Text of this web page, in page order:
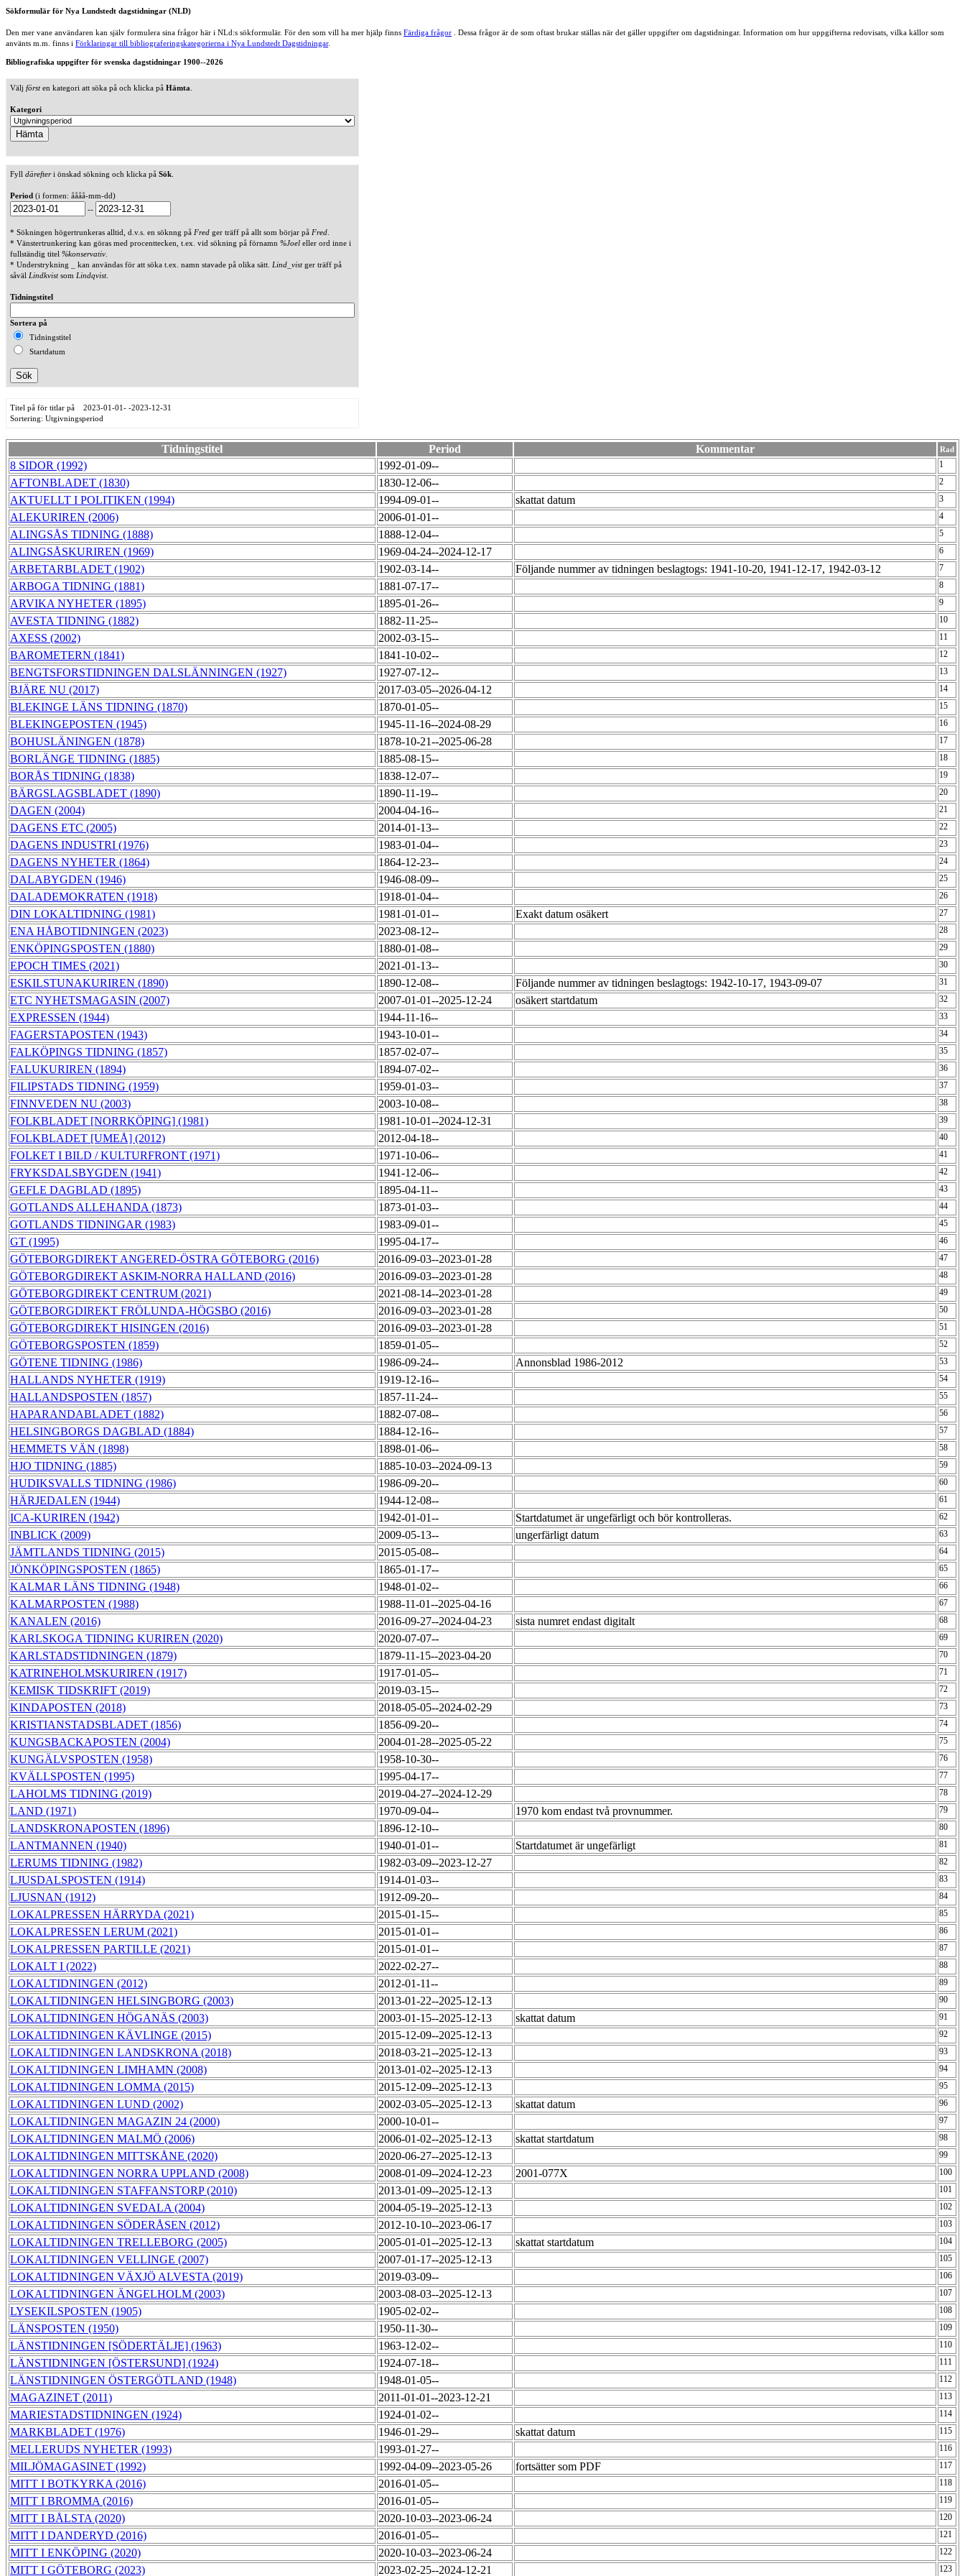
Sökformulär för Nya Lundstedt dagstidningar (NLD)
Den mer vane användaren kan själv formulera sina frågor här i NLd:s sökformulär. För den som vill ha mer hjälp finns Färdiga frågor . Dessa frågor är de som oftast brukar ställas när det gäller uppgifter om dagstidningar. Information om hur uppgifterna redovisats, vilka källor som
använts m.m. finns i Förklaringar till bibliograferingskategorierna i Nya Lundstedt Dagstidningar.
Bibliografiska uppgifter för svenska dagstidningar 1900--2026
Välj försten kategori att söka på och klicka på Hämta
Kategori
Fyll därefteri önskad sökning och klicka på Sök
Period (i formen: åååå-mm-dd)
--
* Sökningen högertrunkeras alltid, d.v.s. en söknng på Fred ger träff på allt som börjar på Fred
* Vänstertrunkering kan göras med procenttecken, t.ex. vid sökning på förnamn %Joel eller ord inne i
fullständig titel %konservativ
* Understrykning _ kan användas för att söka t.ex. namn stavade på olika sätt. Lind_vistger träff på
såväl Lindkvistsom Lindqvist.
Tidningstitel
Sortera på
Tidningstitel
Startdatum
Titel på för titlar på 2023-01-01- -2023-12-31
Sortering: Utgivningsperiod
Tidningstitel Period Kommentar Rad
8 SIDOR (1992) 1992-01-09-- 1
AFTONBLADET (1830) 1830-12-06-- 2
AKTUELLT I POLITIKEN (1994) 1994-09-01-- skattat datum 3
ALEKURIREN (2006) 2006-01-01-- 4
ALINGSÅS TIDNING (1888) 1888-12-04-- 5
ALINGSÅSKURIREN (1969) 1969-04-24--2024-12-17 6
ARBETARBLADET (1902) 1902-03-14-- Följande nummer av tidningen beslagtogs: 1941-10-20, 1941-12-17, 1942-03-12 7
ARBOGA TIDNING (1881) 1881-07-17-- 8
ARVIKA NYHETER (1895) 1895-01-26-- 9
AVESTA TIDNING (1882) 1882-11-25-- 10
AXESS (2002) 2002-03-15-- 11
BAROMETERN (1841) 1841-10-02-- 12
BENGTSFORSTIDNINGEN DALSLÄNNINGEN (1927) 1927-07-12-- 13
BJÄRE NU (2017) 2017-03-05--2026-04-12 14
BLEKINGE LÄNS TIDNING (1870) 1870-01-05-- 15
BLEKINGEPOSTEN (1945) 1945-11-16--2024-08-29 16
BOHUSLÄNINGEN (1878) 1878-10-21--2025-06-28 17
BORLÄNGE TIDNING (1885) 1885-08-15-- 18
BORÅS TIDNING (1838) 1838-12-07-- 19
BÄRGSLAGSBLADET (1890) 1890-11-19-- 20
DAGEN (2004) 2004-04-16-- 21
DAGENS ETC (2005) 2014-01-13-- 22
DAGENS INDUSTRI (1976) 1983-01-04-- 23
DAGENS NYHETER (1864) 1864-12-23-- 24
DALABYGDEN (1946) 1946-08-09-- 25
DALADEMOKRATEN (1918) 1918-01-04-- 26
DIN LOKALTIDNING (1981) 1981-01-01-- Exakt datum osäkert 27
ENA HÅBOTIDNINGEN (2023) 2023-08-12-- 28
ENKÖPINGSPOSTEN (1880) 1880-01-08-- 29
EPOCH TIMES (2021) 2021-01-13-- 30
ESKILSTUNAKURIREN (1890) 1890-12-08-- Följande nummer av tidningen beslagtogs: 1942-10-17, 1943-09-07 31
ETC NYHETSMAGASIN (2007) 2007-01-01--2025-12-24 osäkert startdatum 32
EXPRESSEN (1944) 1944-11-16-- 33
FAGERSTAPOSTEN (1943) 1943-10-01-- 34
FALKÖPINGS TIDNING (1857) 1857-02-07-- 35
FALUKURIREN (1894) 1894-07-02-- 36
FILIPSTADS TIDNING (1959) 1959-01-03-- 37
FINNVEDEN NU (2003) 2003-10-08-- 38
FOLKBLADET [NORRKÖPING] (1981) 1981-10-01--2024-12-31 39
FOLKBLADET [UMEÅ] (2012) 2012-04-18-- 40
FOLKET I BILD / KULTURFRONT (1971) 1971-10-06-- 41
FRYKSDALSBYGDEN (1941) 1941-12-06-- 42
GEFLE DAGBLAD (1895) 1895-04-11-- 43
GOTLANDS ALLEHANDA (1873) 1873-01-03-- 44
GOTLANDS TIDNINGAR (1983) 1983-09-01-- 45
GT (1995) 1995-04-17-- 46
GÖTEBORGDIREKT ANGERED-ÖSTRA GÖTEBORG (2016) 2016-09-03--2023-01-28 47
GÖTEBORGDIREKT ASKIM-NORRA HALLAND (2016) 2016-09-03--2023-01-28 48
GÖTEBORGDIREKT CENTRUM (2021) 2021-08-14--2023-01-28 49
GÖTEBORGDIREKT FRÖLUNDA-HÖGSBO (2016) 2016-09-03--2023-01-28 50
GÖTEBORGDIREKT HISINGEN (2016) 2016-09-03--2023-01-28 51
GÖTEBORGSPOSTEN (1859) 1859-01-05-- 52
GÖTENE TIDNING (1986) 1986-09-24-- Annonsblad 1986-2012 53
HALLANDS NYHETER (1919) 1919-12-16-- 54
HALLANDSPOSTEN (1857) 1857-11-24-- 55
HAPARANDABLADET (1882) 1882-07-08-- 56
HELSINGBORGS DAGBLAD (1884) 1884-12-16-- 57
HEMMETS VÄN (1898) 1898-01-06-- 58
HJO TIDNING (1885) 1885-10-03--2024-09-13 59
HUDIKSVALLS TIDNING (1986) 1986-09-20-- 60
HÄRJEDALEN (1944) 1944-12-08-- 61
ICA-KURIREN (1942) 1942-01-01-- Startdatumet är ungefärligt och bör kontrolleras. 62
INBLICK (2009) 2009-05-13-- ungerfärligt datum 63
JÄMTLANDS TIDNING (2015) 2015-05-08-- 64
JÖNKÖPINGSPOSTEN (1865) 1865-01-17-- 65
KALMAR LÄNS TIDNING (1948) 1948-01-02-- 66
KALMARPOSTEN (1988) 1988-11-01--2025-04-16 67
KANALEN (2016) 2016-09-27--2024-04-23 sista numret endast digitalt 68
KARLSKOGA TIDNING KURIREN (2020) 2020-07-07-- 69
KARLSTADSTIDNINGEN (1879) 1879-11-15--2023-04-20 70
KATRINEHOLMSKURIREN (1917) 1917-01-05-- 71
KEMISK TIDSKRIFT (2019) 2019-03-15-- 72
KINDAPOSTEN (2018) 2018-05-05--2024-02-29 73
KRISTIANSTADSBLADET (1856) 1856-09-20-- 74
KUNGSBACKAPOSTEN (2004) 2004-01-28--2025-05-22 75
KUNGÄLVSPOSTEN (1958) 1958-10-30-- 76
KVÄLLSPOSTEN (1995) 1995-04-17-- 77
LAHOLMS TIDNING (2019) 2019-04-27--2024-12-29 78
LAND (1971) 1970-09-04-- 1970 kom endast två provnummer. 79
LANDSKRONAPOSTEN (1896) 1896-12-10-- 80
LANTMANNEN (1940) 1940-01-01-- Startdatumet är ungefärligt 81
LERUMS TIDNING (1982) 1982-03-09--2023-12-27 82
LJUSDALSPOSTEN (1914) 1914-01-03-- 83
LJUSNAN (1912) 1912-09-20-- 84
LOKALPRESSEN HÄRRYDA (2021) 2015-01-15-- 85
LOKALPRESSEN LERUM (2021) 2015-01-01-- 86
LOKALPRESSEN PARTILLE (2021) 2015-01-01-- 87
LOKALT I (2022) 2022-02-27-- 88
LOKALTIDNINGEN (2012) 2012-01-11-- 89
LOKALTIDNINGEN HELSINGBORG (2003) 2013-01-22--2025-12-13 90
LOKALTIDNINGEN HÖGANÄS (2003) 2003-01-15--2025-12-13 skattat datum 91
LOKALTIDNINGEN KÄVLINGE (2015) 2015-12-09--2025-12-13 92
LOKALTIDNINGEN LANDSKRONA (2018) 2018-03-21--2025-12-13 93
LOKALTIDNINGEN LIMHAMN (2008) 2013-01-02--2025-12-13 94
LOKALTIDNINGEN LOMMA (2015) 2015-12-09--2025-12-13 95
LOKALTIDNINGEN LUND (2002) 2002-03-05--2025-12-13 skattat datum 96
LOKALTIDNINGEN MAGAZIN 24 (2000) 2000-10-01-- 97
LOKALTIDNINGEN MALMÖ (2006) 2006-01-02--2025-12-13 skattat startdatum 98
LOKALTIDNINGEN MITTSKÅNE (2020) 2020-06-27--2025-12-13 99
LOKALTIDNINGEN NORRA UPPLAND (2008) 2008-01-09--2024-12-23 2001-077X 100
LOKALTIDNINGEN STAFFANSTORP (2010) 2013-01-09--2025-12-13 101
LOKALTIDNINGEN SVEDALA (2004) 2004-05-19--2025-12-13 102
LOKALTIDNINGEN SÖDERÅSEN (2012) 2012-10-10--2023-06-17 103
LOKALTIDNINGEN TRELLEBORG (2005) 2005-01-01--2025-12-13 skattat startdatum 104
LOKALTIDNINGEN VELLINGE (2007) 2007-01-17--2025-12-13 105
LOKALTIDNINGEN VÄXJÖ ALVESTA (2019) 2019-03-09-- 106
LOKALTIDNINGEN ÄNGELHOLM (2003) 2003-08-03--2025-12-13 107
LYSEKILSPOSTEN (1905) 1905-02-02-- 108
LÄNSPOSTEN (1950) 1950-11-30-- 109
LÄNSTIDNINGEN [SÖDERTÄLJE] (1963) 1963-12-02-- 110
LÄNSTIDNINGEN [ÖSTERSUND] (1924) 1924-07-18-- 111
LÄNSTIDNINGEN ÖSTERGÖTLAND (1948) 1948-01-05-- 112
MAGAZINET (2011) 2011-01-01--2023-12-21 113
MARIESTADSTIDNINGEN (1924) 1924-01-02-- 114
MARKBLADET (1976) 1946-01-29-- skattat datum 115
MELLERUDS NYHETER (1993) 1993-01-27-- 116
MILJÖMAGASINET (1992) 1992-04-09--2023-05-26 fortsätter som PDF 117
MITT I BOTKYRKA (2016) 2016-01-05-- 118
MITT I BROMMA (2016) 2016-01-05-- 119
MITT I BÅLSTA (2020) 2020-10-03--2023-06-24 120
MITT I DANDERYD (2016) 2016-01-05-- 121
MITT I ENKÖPING (2020) 2020-10-03--2023-06-24 122
MITT I GÖTEBORG (2023) 2023-02-25--2024-12-21 123